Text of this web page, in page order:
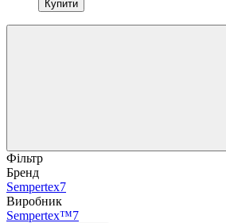
Купити
Фільтр
Бренд
Sempertex7
Виробник
Sempertex™7